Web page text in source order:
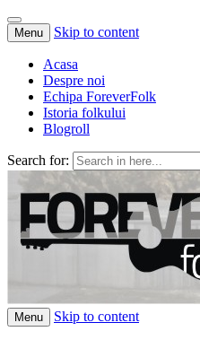
Menu Skip to content
Acasa
Despre noi
Echipa ForeverFolk
Istoria folkului
Blogroll
Search for:
ForeverFolk
Muzica sufletului tau
Menu Skip to content